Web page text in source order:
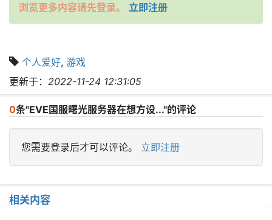
浏览更多内容请先登录。 立即注册
个人爱好, 游戏
更新于： 2022-11-24 12:31:05
0条"EVE国服曙光服务器在想方设..."的评论
您需要登录后才可以评论。 立即注册
相关内容